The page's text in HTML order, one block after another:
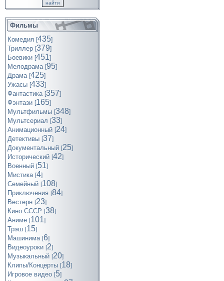
Фильмы
Комедия [435]
Триллер [379]
Боевики [451]
Мелодрама [95]
Драма [425]
Ужасы [433]
Фантастика [357]
Фэнтази [165]
Мультфильмы [348]
Мультсериал [33]
Анимационный [24]
Детективы [37]
Документальный [25]
Исторический [42]
Военный [51]
Мистика [4]
Семейный [108]
Приключения [84]
Вестерн [23]
Кино СССР [38]
Аниме [101]
Трэш [15]
Машинима [6]
Видеоуроки [2]
Музыкальный [20]
Клипы/Концерты [18]
Игровое видео [5]